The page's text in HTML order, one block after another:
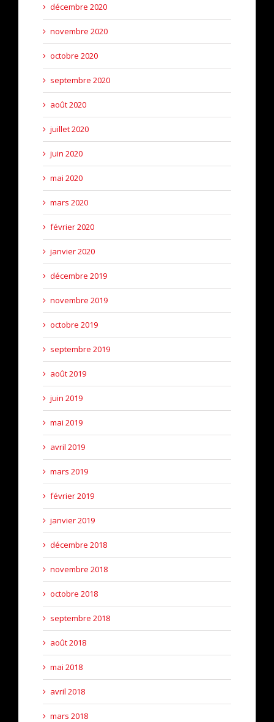
décembre 2020
novembre 2020
octobre 2020
septembre 2020
août 2020
juillet 2020
juin 2020
mai 2020
mars 2020
février 2020
janvier 2020
décembre 2019
novembre 2019
octobre 2019
septembre 2019
août 2019
juin 2019
mai 2019
avril 2019
mars 2019
février 2019
janvier 2019
décembre 2018
novembre 2018
octobre 2018
septembre 2018
août 2018
mai 2018
avril 2018
mars 2018